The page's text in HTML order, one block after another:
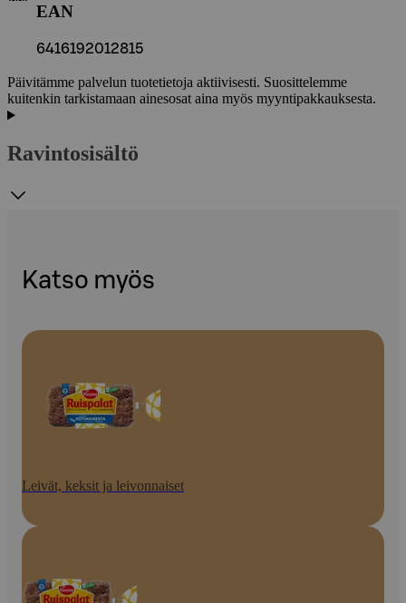
EAN
6416192012815
Päivitämme palvelun tuotetietoja aktiivisesti. Suosittelemme
kuitenkin tarkistamaan ainesosat aina myös myyntipakkauksesta.
Ravintosisältö
Katso myös
Leivät, keksit ja leivonnaiset